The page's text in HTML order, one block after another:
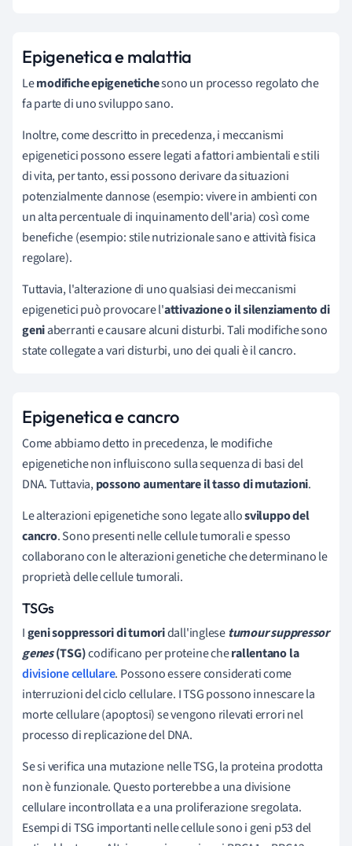
Epigenetica e malattia
Lemodifiche epigenetichesono un processo regolato che
fa parte di uno sviluppo sano.
Inoltre, come descritto in precedenza, i meccanismi
epigenetici possono essere legati a fattori ambientali e stili
di vita, per tanto, essi possono derivare da situazioni
potenzialmente dannose (esempio: vivere in ambienti con
un alta percentuale di inquinamento dell'aria) così come
benefiche (esempio: stile nutrizionale sano e attività fisica
regolare).
Tuttavia, l'alterazione di uno qualsiasi dei meccanismi
epigenetici può provocare l'attivazione o il silenziamento di
geniaberranti e causare alcuni disturbi. Tali modifiche sono
state collegate a vari disturbi, uno dei quali è il cancro.
Epigenetica e cancro
Come abbiamo detto in precedenza, le modifiche
epigenetiche non influiscono sulla sequenza di basi del
DNA. Tuttavia,possono aumentare il tasso di mutazioni.
Le alterazioni epigenetiche sono legate allosviluppo del
cancro. Sono presenti nelle cellule tumorali e spesso
collaborano con le alterazioni genetiche che determinano le
proprietà delle cellule tumorali.
TSGs
Igeni soppressori di tumoridall'inglese tumour suppressor
genes(TSG)codificano per proteine cherallentano la
divisione cellulare. Possono essere considerati come
interruzioni del ciclo cellulare. I TSG possono innescare la
morte cellulare (apoptosi) se vengono rilevati errori nel
processo di replicazione del DNA.
Se si verifica una mutazione nelle TSG, la proteina prodotta
non è funzionale. Questo porterebbe a una divisione
cellulare incontrollata e a una proliferazione sregolata.
Esempi di TSG importanti nelle cellule sono i geni p53 del